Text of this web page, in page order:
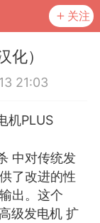
关注
化）
21:03
机PLUS
中对传统发
了改进的性
出。这个
级发电机 扩